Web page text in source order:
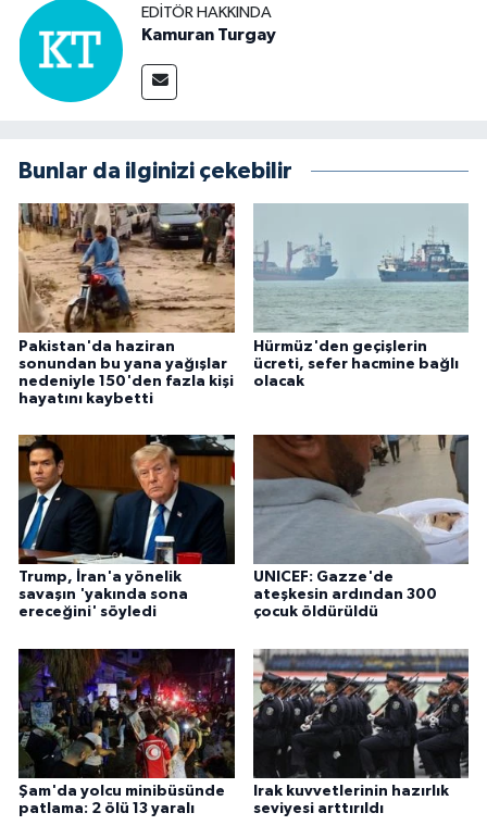
EDITÖR HAKKINDA
Kamuran Turgay
Bunlar da ilginizi çekebilir
Pakistan'da haziran
sonundan bu yana yağışlar
nedeniyle 150'den fazla kişi
hayatını kaybetti
Hürmüz'den geçişlerin
ücreti, sefer hacmine bağlı
olacak
Trump, İran'a yönelik
savaşın 'yakında sona
ereceğini' söyledi
UNICEF: Gazze'de
ateşkesin ardından 300
çocuk öldürüldü
Şam'da yolcu minibüsünde
patlama: 2 ölü 13 yaralı
Irak kuvvetlerinin hazırlık
seviyesi arttırıldı